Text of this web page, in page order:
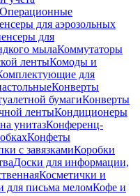
Операционные
для аэрозольных
для
мылаКоммутаторы
лентыКомоды и
для
Конверты
бумагиКонверты
лентыКондиционеры
унитазКонференц-
Конфеты
с завязкамиКоробки
Доски для информации,
Косметички и
для письма меломКофе и